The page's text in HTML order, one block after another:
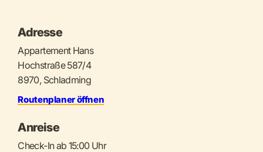
Adresse
Appartement Hans
Hochstraße 587/4
8970, Schladming
Routenplaner öffnen
Anreise
Check-In ab 15:00 Uhr